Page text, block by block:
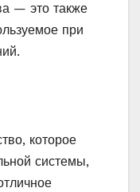
— это также
при
которое
системы,